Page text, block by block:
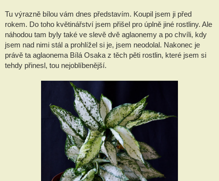
Tu výrazně bílou vám dnes představím. Koupil jsem ji před
rokem. Do toho květinářství jsem přišel pro úplně jiné rostliny. Ale
náhodou tam byly také ve slevě dvě aglaonemy a po chvíli, kdy
jsem nad nimi stál a prohlížel si je, jsem neodolal. Nakonec je
právě ta aglaonema Bílá Osaka z těch pěti rostlin, které jsem si
tehdy přinesl, tou nejoblíbenější.